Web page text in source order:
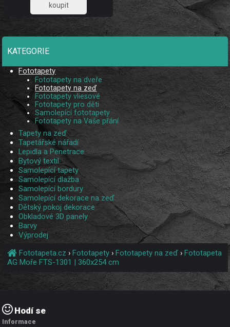
950,41
KATEGORIE
Fototapety
Fototapety na dveře
Fototapety na zeď
Fototapety vliesové
Fototapety pro děti
Samolepící fototapety
Fototapety na Vaše přání
Tapety na zeď
Tapetářské nářadí
Lepidla a Penetrace
Bytový textil
Samolepící tapety
Samolepící dlažba
Samolepící bordury
Samolepící dekorace na zeď
Dětský pokoj dekorace
Obkladové 3D panely
Barvy
Výprodej
Fototapeta.cz ›Fototapety ›Fototapety na zeď ›Fototapeta
AG Moře FTS-1301 | 360x254 cm
Hodí se
Informace